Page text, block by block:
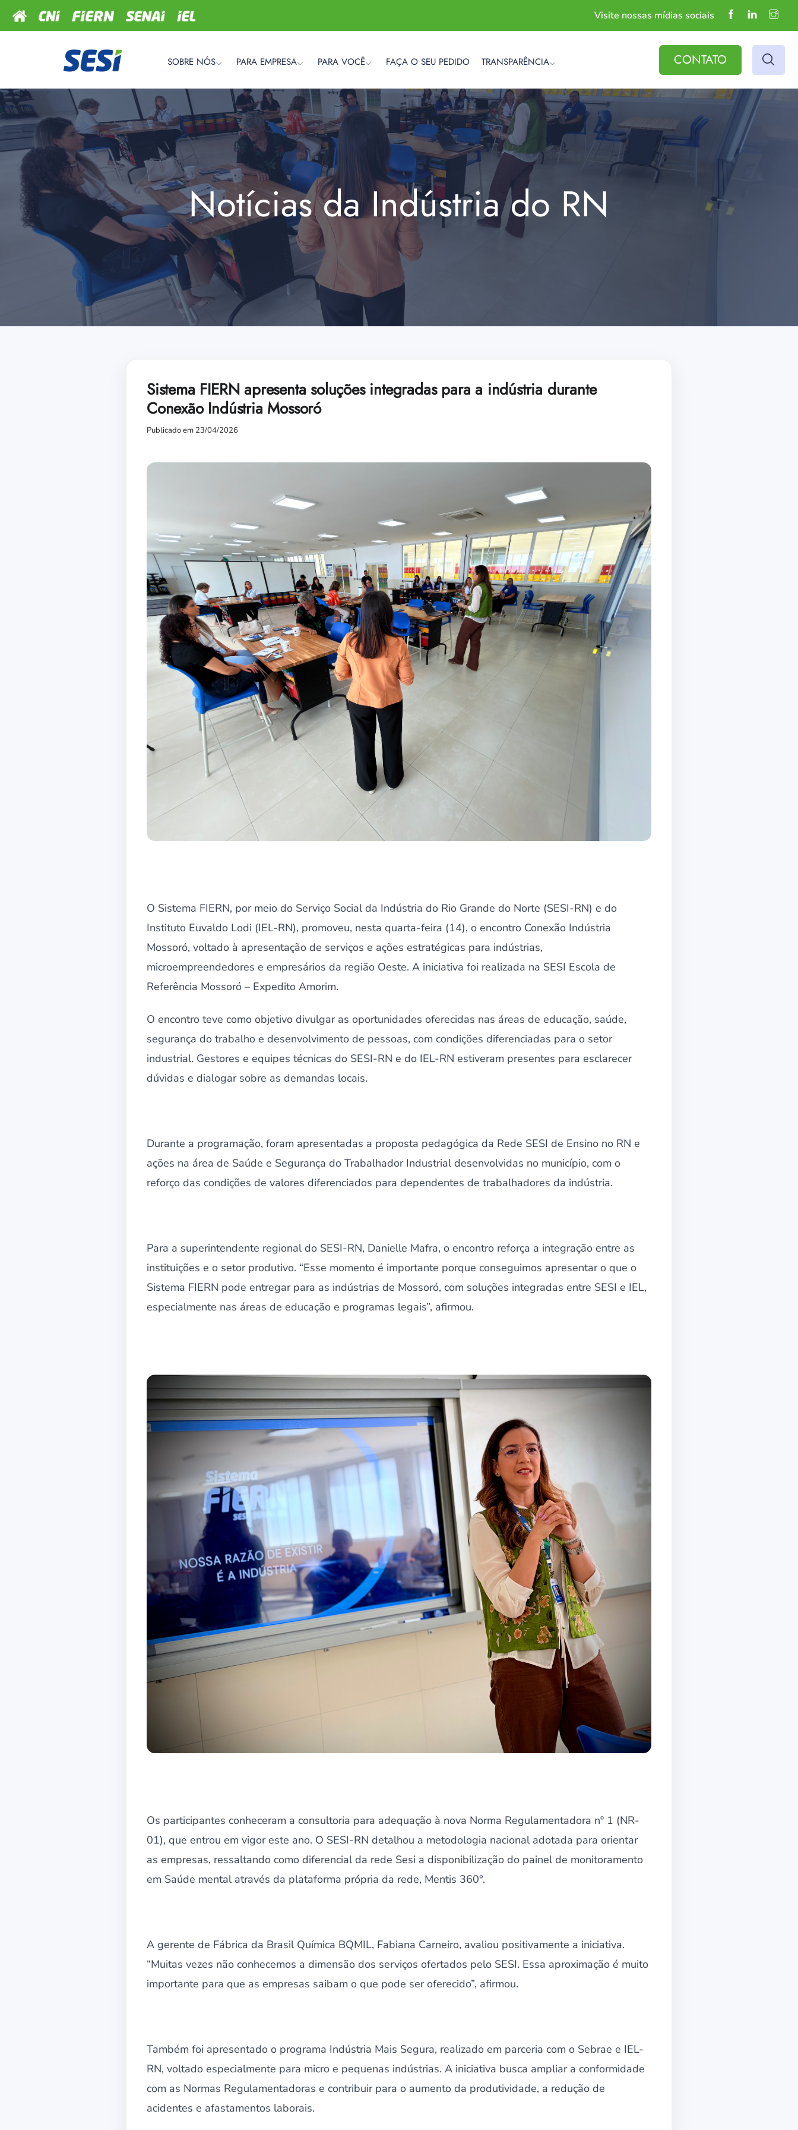
Visite nossas mídias sociais
SOBRE NÓS PARA EMPRESA PARA VOCÊ FAÇA O SEU PEDIDO TRANSPARÊNCIA CONTATO
Notícias da Indústria do RN
Sistema FIERN apresenta soluções integradas para a indústria durante
Conexão Indústria Mossoró
Publicado em 23/04/2026
O Sistema FIERN, por meio do Serviço Social da Indústria do Rio Grande do Norte (SESI-RN) e do
Instituto Euvaldo Lodi (IEL-RN), promoveu, nesta quarta-feira (14), o encontro Conexão Indústria
Mossoró, voltado à apresentação de serviços e ações estratégicas para indústrias,
microempreendedores e empresários da região Oeste. A iniciativa foi realizada na SESI Escola de
Referência Mossoró – Expedito Amorim.
O encontro teve como objetivo divulgar as oportunidades oferecidas nas áreas de educação, saúde,
segurança do trabalho e desenvolvimento de pessoas, com condições diferenciadas para o setor
industrial. Gestores e equipes técnicas do SESI-RN e do IEL-RN estiveram presentes para esclarecer
dúvidas e dialogar sobre as demandas locais.
Durante a programação, foram apresentadas a proposta pedagógica da Rede SESI de Ensino no RN e
ações na área de Saúde e Segurança do Trabalhador Industrial desenvolvidas no município, com o
reforço das condições de valores diferenciados para dependentes de trabalhadores da indústria.
Para a superintendente regional do SESI-RN, Danielle Mafra, o encontro reforça a integração entre as
instituições e o setor produtivo. “Esse momento é importante porque conseguimos apresentar o que o
Sistema FIERN pode entregar para as indústrias de Mossoró, com soluções integradas entre SESI e IEL,
especialmente nas áreas de educação e programas legais”, afirmou.
Os participantes conheceram a consultoria para adequação à nova Norma Regulamentadora nº 1 (NR-
01), que entrou em vigor este ano. O SESI-RN detalhou a metodologia nacional adotada para orientar
as empresas, ressaltando como diferencial da rede Sesi a disponibilização do painel de monitoramento
em Saúde mental através da plataforma própria da rede, Mentis 360°.
A gerente de Fábrica da Brasil Química BQMIL, Fabiana Carneiro, avaliou positivamente a iniciativa.
“Muitas vezes não conhecemos a dimensão dos serviços ofertados pelo SESI. Essa aproximação é muito
importante para que as empresas saibam o que pode ser oferecido”, afirmou.
Também foi apresentado o programa Indústria Mais Segura, realizado em parceria com o Sebrae e IEL-
RN, voltado especialmente para micro e pequenas indústrias. A iniciativa busca ampliar a conformidade
com as Normas Regulamentadoras e contribuir para o aumento da produtividade, a redução de
acidentes e afastamentos laborais.